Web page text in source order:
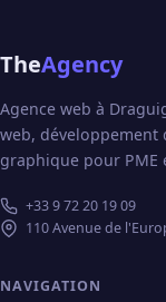
TheAgency
Agence web à
web, développement
graphique pour PME
+33 9 72 20 19 09
110 Avenue de
NAVIGATION